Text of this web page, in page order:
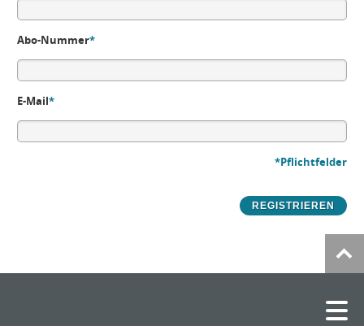
Abo-Nummer*
E-Mail*
*Pflichtfelder